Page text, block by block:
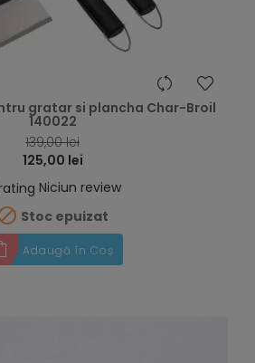
gratar si plancha Char-Broil
140022
139,00 lei
125,00 lei
Niciun review
Stoc epuizat
Adaugă în Coș